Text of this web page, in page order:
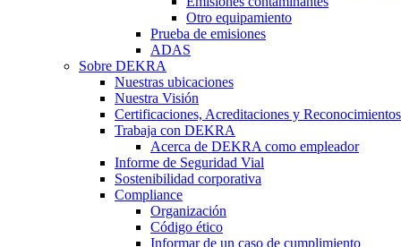
Otro equipamiento
Prueba de emisiones
ADAS
Sobre DEKRA
Nuestras ubicaciones
Nuestra Visión
Certificaciones, Acreditaciones y Reconocimientos
Trabaja con DEKRA
Acerca de DEKRA como empleador
Informe de Seguridad Vial
Sostenibilidad corporativa
Compliance
Organización
Código ético
Informar de un caso de cumplimiento